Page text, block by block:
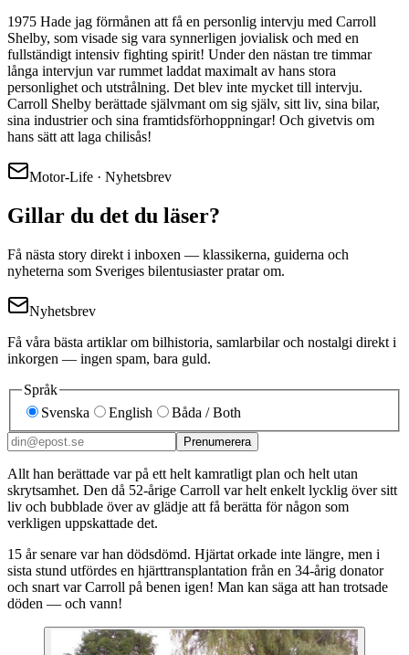
1975 Hade jag förmånen att få en personlig intervju med Carroll
Shelby, som visade sig vara synnerligen jovialisk och med en
fullständigt intensiv fighting spirit! Under den nästan tre timmar
långa intervjun var rummet laddat maximalt av hans stora
personlighet och utstrålning. Det blev inte mycket till intervju.
Carroll Shelby berättade självmant om sig själv, sitt liv, sina bilar,
sina industrier och sina framtidsförhoppningar! Och givetvis om
hans sätt att laga chilisås!
Motor-Life · Nyhetsbrev
Gillar du det du läser?
Få nästa story direkt i inboxen — klassikerna, guiderna och
nyheterna som Sveriges bilentusiaster pratar om.
Nyhetsbrev
Få våra bästa artiklar om bilhistoria, samlarbilar och nostalgi direkt i
inkorgen — ingen spam, bara guld.
Språk
Svenska
English Båda / Both
Prenumerera
Allt han berättade var på ett helt kamratligt plan och helt utan
skrytsamhet. Den då 52-årige Carroll var helt enkelt lycklig över sitt
liv och bubblade över av glädje att få berätta för någon som
verkligen uppskattade det.
15 år senare var han dödsdömd. Hjärtat orkade inte längre, men i
sista stund utfördes en hjärttransplantation från en 34-årig donator
och snart var Carroll på benen igen! Man kan säga att han trotsade
döden — och vann!